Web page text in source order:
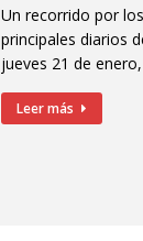
Un recorrido por
principales diarios
jueves 21 de
Leer más